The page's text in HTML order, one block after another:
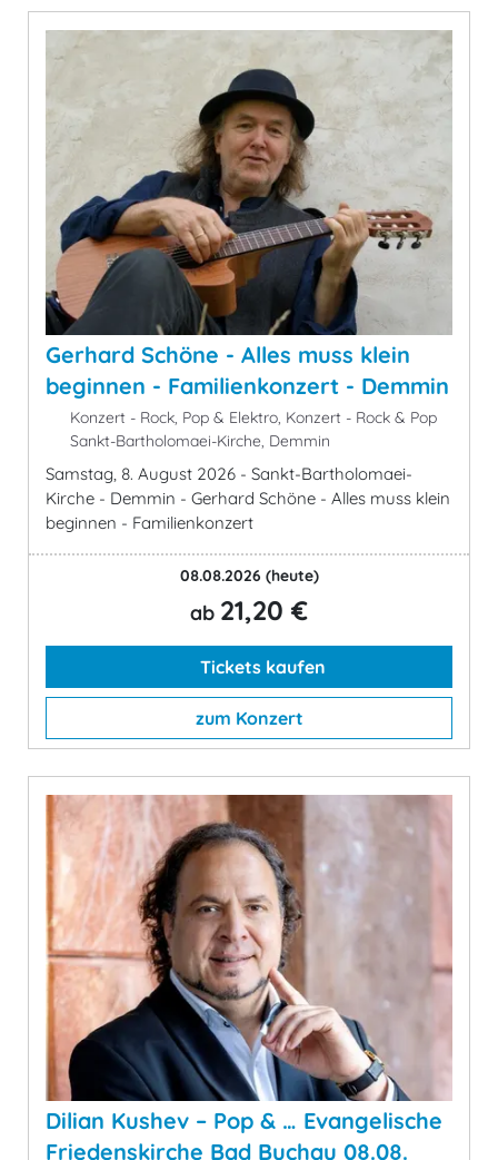
Gerhard Schöne - Alles muss klein
beginnen - Familienkonzert - Demmin
Konzert - Rock, Pop & Elektro, Konzert - Rock & Pop
Sankt-Bartholomaei-Kirche, Demmin
Samstag, 8. August 2026 - Sankt-Bartholomaei-
Kirche - Demmin - Gerhard Schöne - Alles muss klein
beginnen - Familienkonzert
08.08.2026 (heute)
ab 21,20 €
Tickets kaufen
zum Konzert
Dilian Kushev – Pop & … Evangelische
Friedenskirche Bad Buchau 08.08.